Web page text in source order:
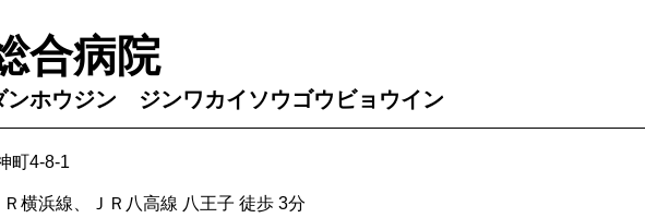
合病院
ンホウジン ジンワカイソウゴウビョウイン
町4-8-1
Ｒ横浜線、ＪＲ八高線 八王子 徒歩 3分